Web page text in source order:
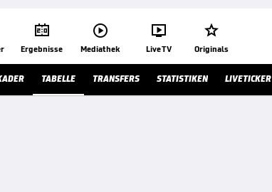

Ergebnisse

Mediathek

Live TV

Originals
TABELLE TRANSFERS STATISTIKEN LIVETICKER